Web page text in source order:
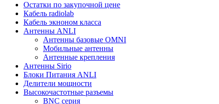
Остатки по закупочной цене
Кабель radiolab
Кабель экноном класса
Антенны ANLI
Антенны базовые OMNI
Мобильные антенны
Антенные крепления
Антенны Sirio
Блоки Питания ANLI
Делители мощности
Высокочастотные разъемы
BNC серия